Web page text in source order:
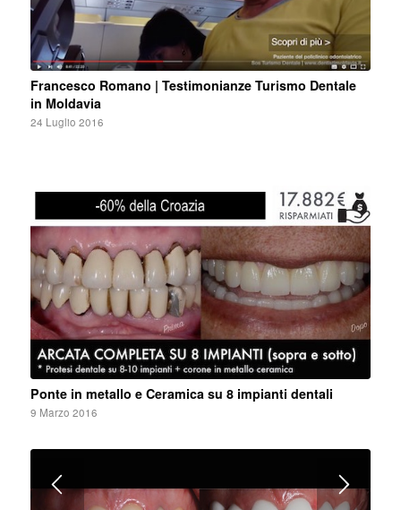
Francesco Romano | Testimonianze Turismo Dentale
in Moldavia
24 Luglio 2016
Ponte in metallo e Ceramica su 8 impianti dentali
9 Marzo 2016